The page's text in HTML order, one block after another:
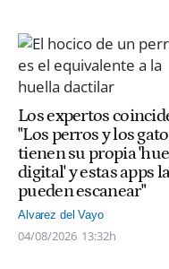
Los expertos
"Los perros y los
tienen su propia
digital' y estas apps
pueden escanear"
Alvarez del Vayo
04/08/2026 13:32h